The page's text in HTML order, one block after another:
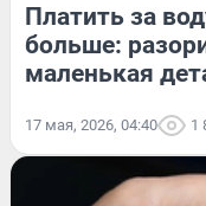
Платить за
больше:
маленькая
17 мая, 2026, 04:40 1